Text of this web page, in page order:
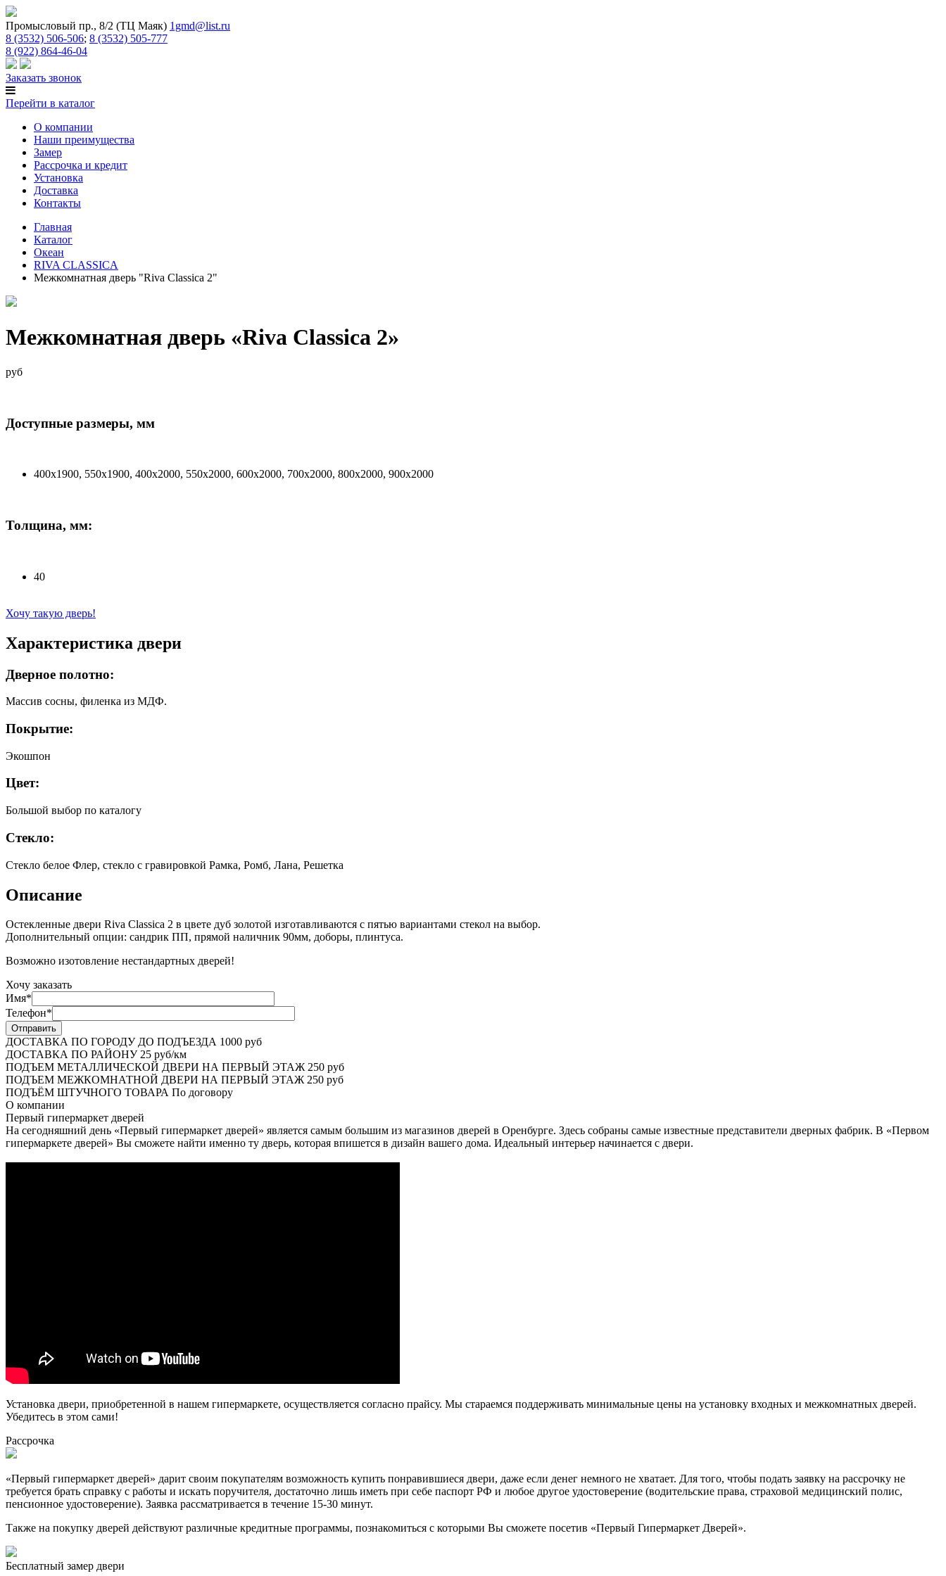
Промысловый пр., 8/2 (ТЦ Маяк) 1gmd@list.ru
8 (3532) 506-506; 8 (3532) 505-777
8 (922) 864-46-04
Заказать звонок
Перейти в каталог
О компании
Наши преимущества
Замер
Рассрочка и кредит
Установка
Доставка
Контакты
Главная
Каталог
Океан
RIVA CLASSICA
Межкомнатная дверь "Riva Classica 2"
Межкомнатная дверь «Riva Classica 2»
руб
Доступные размеры, мм
400х1900, 550х1900, 400х2000, 550х2000, 600х2000, 700х2000, 800х2000, 900х2000
Толщина, мм:
40
Хочу такую дверь!
Характеристика двери
Дверное полотно:
Массив сосны, филенка из МДФ.
Покрытие:
Экошпон
Цвет:
Большой выбор по каталогу
Стекло:
Стекло белое Флер, стекло с гравировкой Рамка, Ромб, Лана, Решетка
Описание
Остекленные двери Riva Classica 2 в цвете дуб золотой изготавливаются с пятью вариантами стекол на выбор.
Дополнительный опции: сандрик ПП, прямой наличник 90мм, доборы, плинтуса.
Возможно изотовление нестандартных дверей!
Хочу заказать
Имя*
Телефон*
ДОСТАВКА ПО ГОРОДУ ДО ПОДЪЕЗДА 1000 руб
ДОСТАВКА ПО РАЙОНУ25 руб/км
ПОДЪЕМ МЕТАЛЛИЧЕСКОЙ ДВЕРИ НА ПЕРВЫЙ ЭТАЖ250 руб
ПОДЪЕМ МЕЖКОМНАТНОЙ ДВЕРИ НА ПЕРВЫЙ ЭТАЖ250 руб
ПОДЪЁМ ШТУЧНОГО ТОВАРА По договору
О компании
Первый гипермаркет дверей
На сегодняшний день «Первый гипермаркет дверей» является самым большим из магазинов дверей в Оренбурге. Здесь собраны самые известные представители дверных фабрик. В «Первом
гипермаркете дверей» Вы сможете найти именно ту дверь, которая впишется в дизайн вашего дома. Идеальный интерьер начинается с двери.
Установка двери, приобретенной в нашем гипермаркете, осуществляется согласно прайсу. Мы стараемся поддерживать минимальные цены на установку входных и межкомнатных дверей.
Убедитесь в этом сами!
Рассрочка
«Первый гипермаркет дверей» дарит своим покупателям возможность купить понравившиеся двери, даже если денег немного не хватает. Для того, чтобы подать заявку на рассрочку не
требуется брать справку с работы и искать поручителя, достаточно лишь иметь при себе паспорт РФ и любое другое удостоверение (водительские права, страховой медицинский полис,
пенсионное удостоверение). Заявка рассматривается в течение 15-30 минут.
Также на покупку дверей действуют различные кредитные программы, познакомиться с которыми Вы сможете посетив «Первый Гипермаркет Дверей».
Бесплатный замер двери